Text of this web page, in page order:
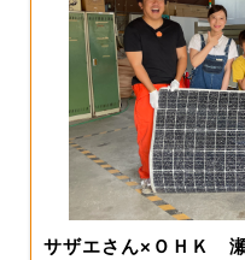
サザエさん×ＯＨＫ